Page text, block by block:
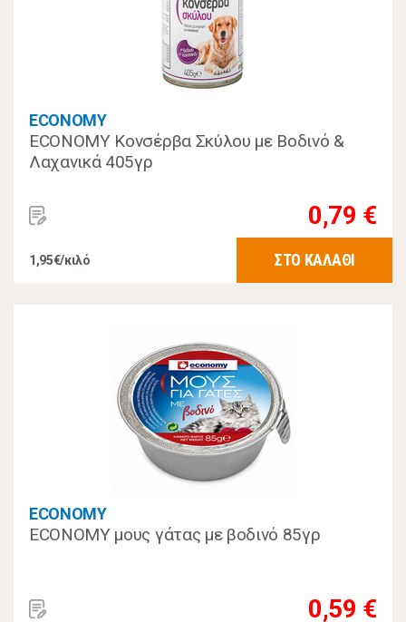
ECONOMY
ECONOMY Κονσέρβα Σκύλου με Βοδινό &
Λαχανικά 405γρ
0,79 €
1,95€/κιλό ΣΤΟ ΚΑΛΑΘΙ
ECONOMY
ECONOMY μους γάτας με βοδινό 85γρ
0,59 €